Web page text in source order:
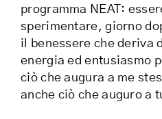
programma NEAT:
sperimentare, giorno
il benessere che deriva
energia ed entusiasmo
ciò che augura a me
anche ciò che auguro a